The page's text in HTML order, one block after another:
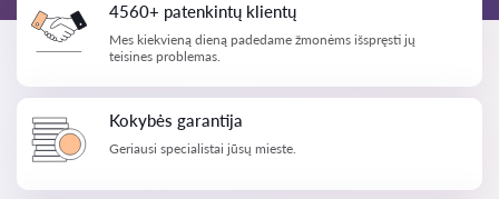
4560+ patenkintų klientų
Mes kiekvieną dieną padedame žmonėms išspręsti jų
teisines problemas.
Kokybės garantija
Geriausi specialistai jūsų mieste.